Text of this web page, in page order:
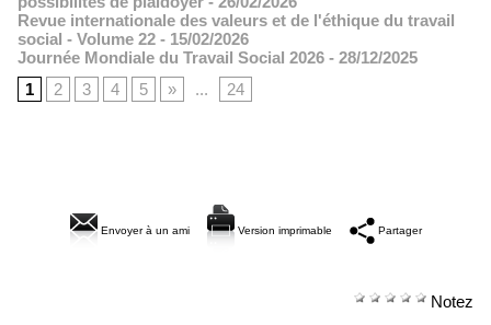
Revue internationale des valeurs et de l'éthique du travail
social - Volume 22 - 15/02/2026
Journée Mondiale du Travail Social 2026 - 28/12/2025
1
2 3 4 5 » ... 24
Envoyer à un ami Version imprimable Partager
Notez